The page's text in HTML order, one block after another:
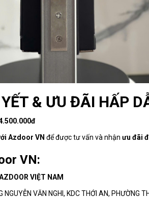
& ƯU ĐÃI HẤP
Azdoor VN để được tư vấn và nhận ưu đãi
VN:
VIỆT NAM
VĂN NGHI, KDC THỚI AN, PHƯỜNG